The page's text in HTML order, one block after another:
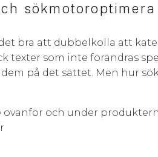
bra att dubbelkolla att
texter som inte förändras
på det sättet. Men hur
ovanför och under